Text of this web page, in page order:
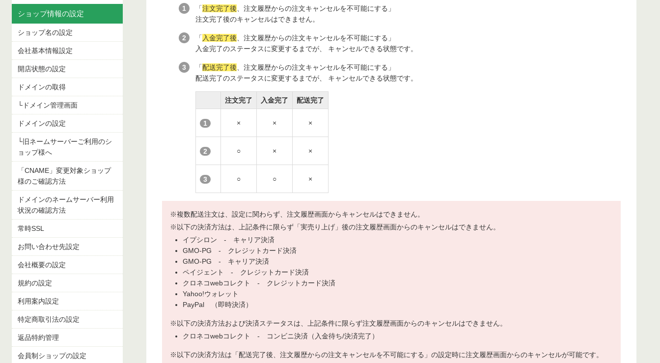
ショップ情報の設定
ショップ名の設定
会社基本情報設定
開店状態の設定
ドメインの取得
└ドメイン管理画面
ドメインの設定
└旧ネームサーバーご利用のシ
ョップ様へ
「CNAME」変更対象ショップ
様のご確認方法
ドメインのネームサーバー利用
状況の確認方法
常時SSL
お問い合わせ先設定
会社概要の設定
規約の設定
利用案内設定
特定商取引法の設定
返品特約管理
会員制ショップの設定
1 「注文完了後 、注文履歴からの注文キャンセルを不可能にする」
注文完了後のキャンセルはできません。
2 「 入金完了後 、注文履歴からの注文キャンセルを不可能にする」
入金完了のステータスに変更するまでが、 キャンセルできる状態です。
3 「配送完了後 、注文履歴からの注文キャンセルを不可能にする」
配送完了のステータスに変更するまでが、 キャンセルできる状態です。
注文完了 入金完了 配送完了
1 × × ×
2 ○ × ×
3 ○ ○ ×
※複数配送注文は、設定に関わらず、注文履歴画面からキャンセルはできません。
※以下の決済方法は、上記条件に限らず「実売り上げ」後の注文履歴画面からのキャンセルはできません。
イプシロン - キャリア決済
GMO-PG - クレジットカード決済
GMO-PG - キャリア決済
ペイジェント - クレジットカード決済
クロネコwebコレクト - クレジットカード決済
Yahoo!ウォレット
PayPal （即時決済）
※以下の決済方法および決済ステータスは、上記条件に限らず注文履歴画面からのキャンセルはできません。
クロネコwebコレクト - コンビニ決済（入金待ち/決済完了）
※以下の決済方法は「配送完了後、注文履歴からの注文キャンセルを不可能にする」の設定時に注文履歴画面からのキャンセルが可能です。